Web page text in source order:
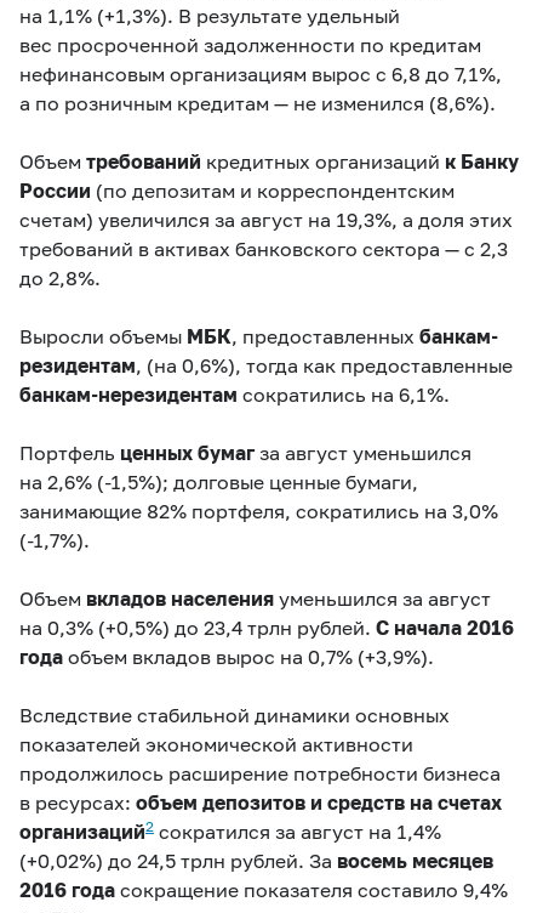
на 1,1% (+1,3%). В результате удельный
вес просроченной задолженности по кредитам
нефинансовым организациям вырос с 6,8 до 7,1%,
а по розничным кредитам — не изменился (8,6%).
Объем требований кредитных организаций к Банку
России (по депозитам и корреспондентским
счетам) увеличился за август на 19,3%, а доля этих
требований в активах банковского сектора — с 2,3
до 2,8%.
Выросли объемы МБК , предоставленных банкам-
резидентам , (на 0,6%), тогда как предоставленные
банкам-нерезидентам сократились на 6,1%.
Портфель ценных бумагза август уменьшился
на 2,6% (-1,5%); долговые ценные бумаги,
занимающие 82% портфеля, сократились на 3,0%
(-1,7%).
Объем вкладов населения уменьшился за август
на 0,3% (+0,5%) до 23,4 трлн рублей. С начала 2016
года объем вкладов вырос на 0,7% (+3,9%).
Вследствие стабильной динамики основных
показателей экономической активности
продолжилось расширение потребности бизнеса
в ресурсах: объем депозитов и средств на счетах
организаций2 сократился за август на 1,4%
(+0,02%) до 24,5 трлн рублей. За восемь месяцев
2016 года сокращение показателя составило 9,4%